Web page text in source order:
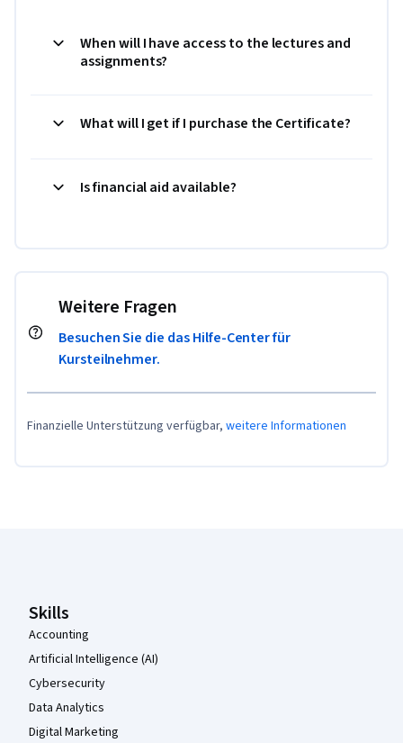
When will I have access to the lectures and
assignments?
What will I get if I purchase the Certificate?
Is financial aid available?
Weitere Fragen
Besuchen Sie die das Hilfe-Center für
Kursteilnehmer.
Finanzielle Unterstützung verfügbar, weitere Informationen
Skills
Accounting
Artificial Intelligence (AI)
Cybersecurity
Data Analytics
Digital Marketing